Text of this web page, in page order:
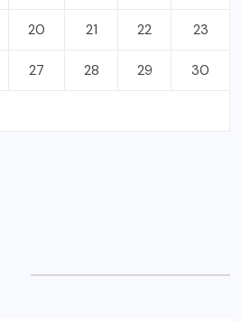
20 21 22 23
27 28 29 30